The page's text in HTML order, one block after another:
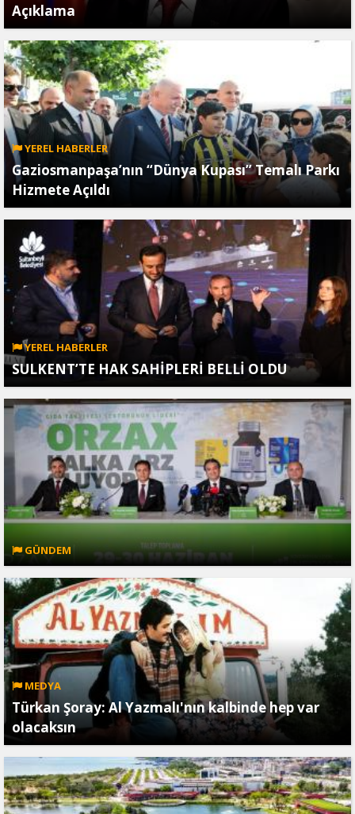
Açıklama
YEREL HABERLER
Gaziosmanpaşa’nın “Dünya Kupası” Temalı Parkı
Hizmete Açıldı
YEREL HABERLER
SULKENT’TE HAK SAHİPLERİ BELLİ OLDU
GÜNDEM
MEDYA
Türkan Şoray: Al Yazmalı'nın kalbinde hep var
olacaksın